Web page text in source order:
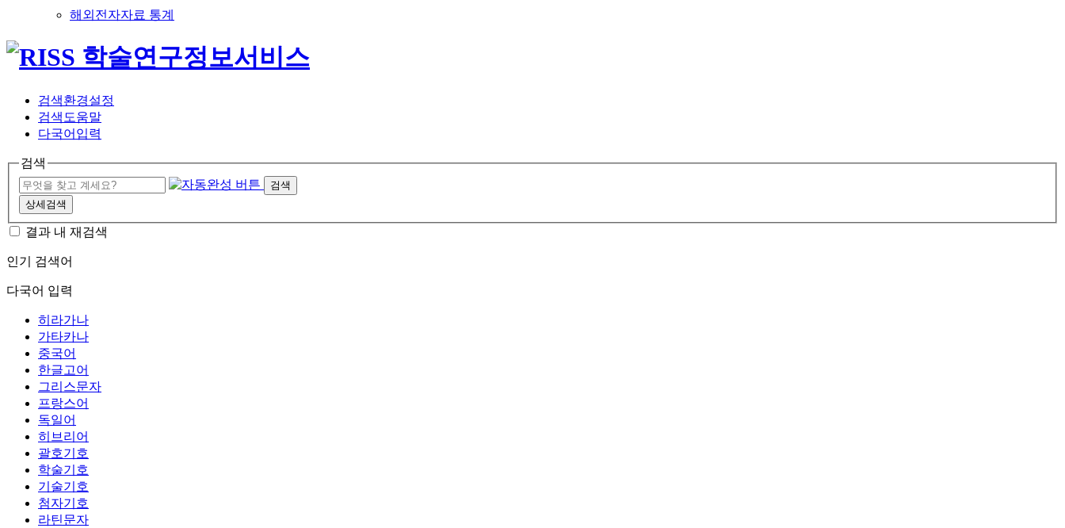
해외전자자료 통계
검색환경설정
검색도움말
다국어입력
검색
검색
상세검색
결과 내 재검색
인기 검색어
다국어 입력
히라가나
가타카나
중국어
한글고어
그리스문자
프랑스어
독일어
히브리어
괄호기호
학술기호
기술기호
첨자기호
라틴문자